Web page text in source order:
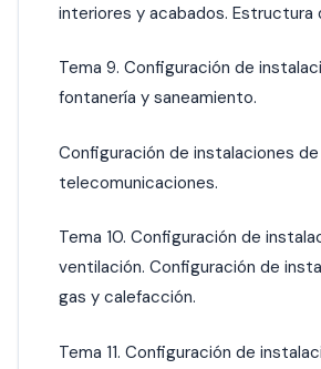
interiores y acabados. Estructura
Tema 9. Configuración de
fontanería y saneamiento.
Configuración de instalaciones
telecomunicaciones.
Tema 10. Configuración de
ventilación. Configuración de
gas y calefacción.
Tema 11. Configuración de